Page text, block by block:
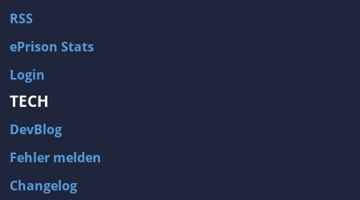
RSS
ePrison Stats
Login
TECH
DevBlog
Fehler melden
Changelog